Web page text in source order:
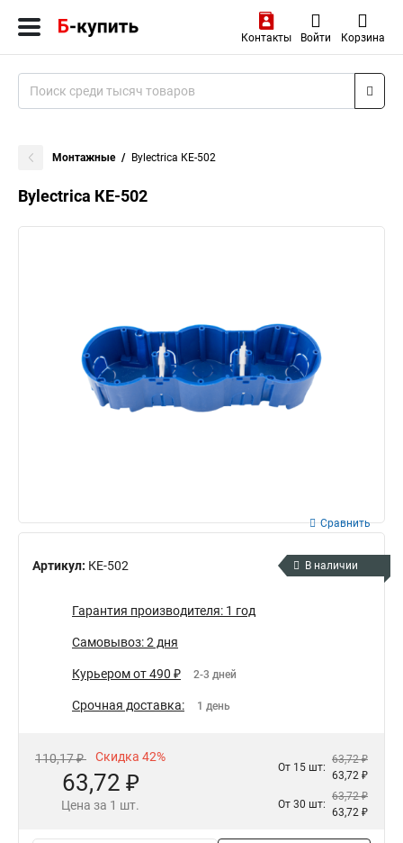
Контакты Войти Корзина
Монтажные Bylectrica КЕ-502
Bylectrica КЕ-502
Артикул: КЕ-502
Сравнить
В наличии
Гарантия производителя: 1 год
Самовывоз: 2 дня
Курьером от 490 ₽ 2-3 дней
Срочная доставка: 1 день
110,17 ₽ Скидка 42%
63,72 ₽
Цена за 1 шт.
От 15 шт:
63,72 ₽
63,72 ₽
От 30 шт:
63,72 ₽
63,72 ₽